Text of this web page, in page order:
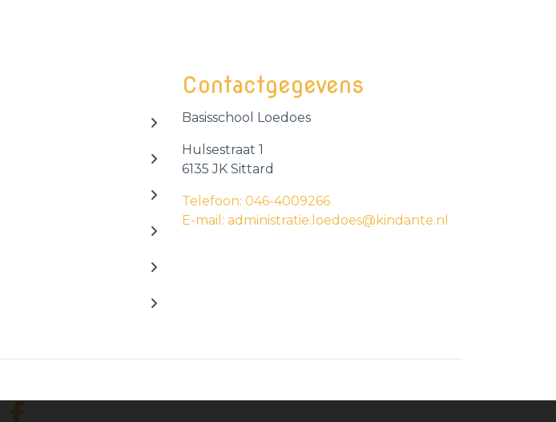
Contactgegevens
Basisschool Loedoes
Hulsestraat 1
6135 JK Sittard
Telefoon: 046-4009266
E-mail: administratie.loedoes@kindante.nl